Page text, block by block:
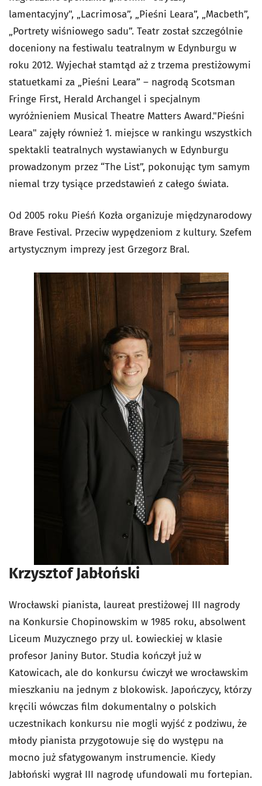
lamentacyjny", „Lacrimosa”, „Pieśni Leara”, „Macbeth”,
„Portrety wiśniowego sadu”. Teatr został szczególnie
doceniony na festiwalu teatralnym w Edynburgu w
roku 2012. Wyjechał stamtąd aż z trzema prestiżowymi
statuetkami za „Pieśni Leara” – nagrodą Scotsman
Fringe First, Herald Archangel i specjalnym
wyróżnieniem Musical Theatre Matters Award."Pieśni
Leara" zajęły również 1. miejsce w rankingu wszystkich
spektakli teatralnych wystawianych w Edynburgu
prowadzonym przez “The List”, pokonując tym samym
niemal trzy tysiące przedstawień z całego świata.
Od 2005 roku Pieśń Kozła organizuje międzynarodowy
Brave Festival. Przeciw wypędzeniom z kultury. Szefem
artystycznym imprezy jest Grzegorz Bral.
Krzysztof Jabłoński
Wrocławski pianista, laureat prestiżowej III nagrody
na Konkursie Chopinowskim w 1985 roku, absolwent
Liceum Muzycznego przy ul. Łowieckiej w klasie
profesor Janiny Butor. Studia kończył już w
Katowicach, ale do konkursu ćwiczył we wrocławskim
mieszkaniu na jednym z blokowisk. Japończycy, którzy
kręcili wówczas film dokumentalny o polskich
uczestnikach konkursu nie mogli wyjść z podziwu, że
młody pianista przygotowuje się do występu na
mocno już sfatygowanym instrumencie. Kiedy
Jabłoński wygrał III nagrodę ufundowali mu fortepian.